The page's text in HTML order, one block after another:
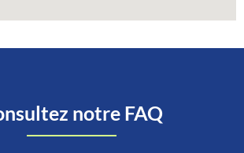
notre FAQ